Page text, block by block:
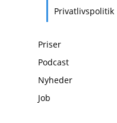
Privatlivspolitik
Priser
Podcast
Nyheder
Job